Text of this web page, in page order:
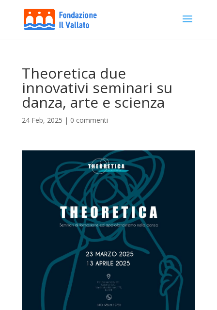
Theoretica due
innovativi seminari su
danza, arte e scienza
24 Feb, 2025 | 0 commenti